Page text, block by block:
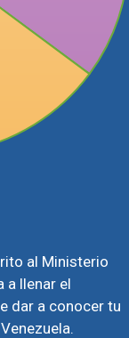
al Ministerio
a llenar el
dar a conocer tu